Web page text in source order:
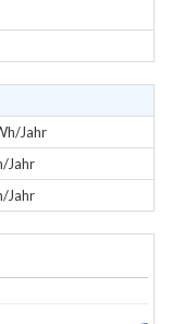
Jahr
Jahr
Jahr